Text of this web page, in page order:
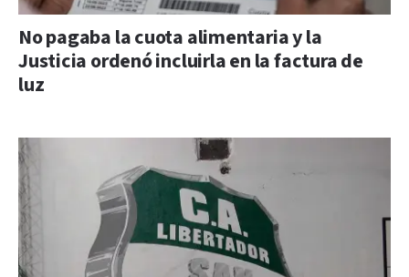
No pagaba la cuota alimentaria y la
Justicia ordenó incluirla en la factura de
luz